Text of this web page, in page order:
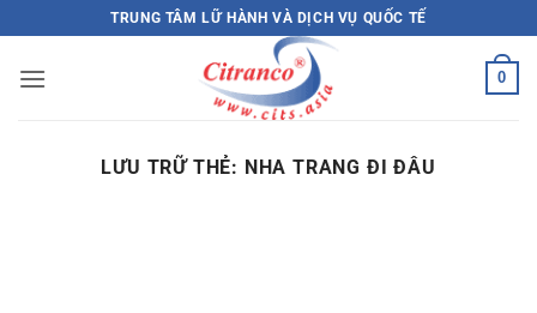
qua
nội
TRUNG TÂM LỮ HÀNH VÀ DỊCH VỤ QUỐC TẾ
0
LƯU TRỮ THẺ: NHA TRANG ĐI ĐÂU